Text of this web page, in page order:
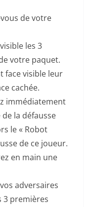
de votre
les 3
votre paquet.
face visible leur
cachée.
immédiatement
la défausse
le « Robot
de ce joueur.
en main une
adversaires
3 premières